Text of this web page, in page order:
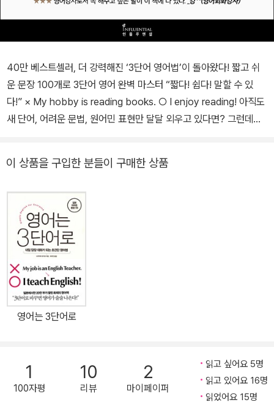
40만 베스트셀러, 더 강력해진 ‘3단어 영어법’이 돌아왔다! 짧고 쉬
운 문장 100개로 3단어 영어 완벽 마스터 “짧다! 쉽다! 말할 수 있
다!” × My hobby is reading books. ○ I enjoy reading! 아직도
새 단어, 어려운 문법, 원어민 표현만 달달 외우고 있다면? 그런데도
어)” 3단어로 말하는 짧고 스마트한 초간단 영어법, 40만 베스트셀
소개, 일상회화부터 여행, 비즈니스 영어에 이르기까지 지금 당장 실
전에서 쓸 수 있는 3단어 영어 100문장을 담았다. 하루 한 문장씩, 3
단어로 100문장만 연습하면 누구나 쉽게 직관적으로 ‘통하는’ 영어
를 할 수 있다. ■ 40만 베스트셀러 시리즈, 더 강력한 100문장으로
돌아왔다 2017년 한 해 동안 가장 많이 팔린 영어책, 40만 독자의
열렬한 환호를 받은 《영어는 3단어로》가 2년 만에 더 강력해져서 돌
아왔다. 제아무리 복잡한 표현도 ‘주어, 동사, 목적어’ 3단어로만 말하
는 혁신적 영어법, ‘3단어 영어법’을 다룬 이 책은 중학생부터 80대
책’이라는 놀라운 후기 릴레이를 이어왔다. 3단어 영어법의 원리에
집중한 《영어는 3단어》에 이어, 후속작 《영어는 3단어로 100문장으
로 끝내기(英語は３語で?わります【どんどん話せる練習英文
이 상품을 구입한 분들이 구매한 상품
영어는 3단어로
1
100자평
10
리뷰
2
마이페이퍼
읽고 싶어요 5명
읽고 있어요 16명
읽었어요 15명